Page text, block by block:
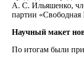
А. С. Ильяшенко,
партии
Научный макет
По итогам были